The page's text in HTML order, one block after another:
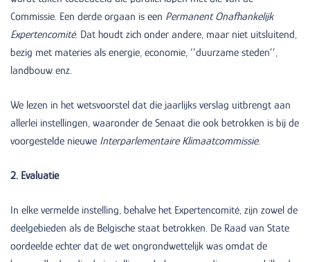
Commissie. Een derde orgaan is een Permanent Onafhankelijk
Expertencomité. Dat houdt zich onder andere, maar niet uitsluitend,
bezig met materies als energie, economie, ‘’duurzame steden’’,
landbouw enz.
We lezen in het wetsvoorstel dat die jaarlijks verslag uitbrengt aan
allerlei instellingen, waaronder de Senaat die ook betrokken is bij de
voorgestelde nieuwe Interparlementaire Klimaatcommissie.
2. Evaluatie
In elke vermelde instelling, behalve het Expertencomité, zijn zowel de
deelgebieden als de Belgische staat betrokken. De Raad van State
oordeelde echter dat de wet ongrondwettelijk was omdat de